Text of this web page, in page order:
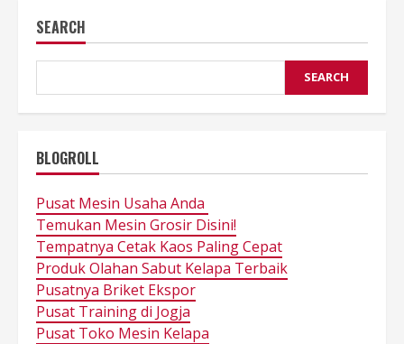
SEARCH
SEARCH
BLOGROLL
Pusat Mesin Usaha Anda
Temukan Mesin Grosir Disini!
Tempatnya Cetak Kaos Paling Cepat
Produk Olahan Sabut Kelapa Terbaik
Pusatnya Briket Ekspor
Pusat Training di Jogja
Pusat Toko Mesin Kelapa